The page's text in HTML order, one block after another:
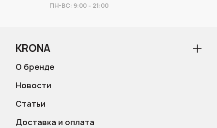
ПН-ВС: 9:00 - 21:00
KRONA
О бренде
Новости
Статьи
Доставка и оплата